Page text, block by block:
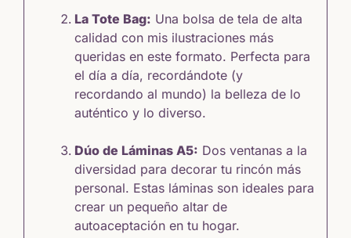
La Tote Bag: Una bolsa de tela de alta
calidad con mis ilustraciones más
queridas en este formato. Perfecta para
el día a día, recordándote (y
recordando al mundo) la belleza de lo
auténtico y lo diverso.
Dúo de Láminas A5: Dos ventanas a la
diversidad para decorar tu rincón más
personal. Estas láminas son ideales para
crear un pequeño altar de
autoaceptación en tu hogar.